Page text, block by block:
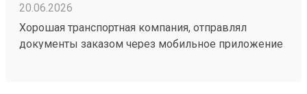
20.06.2026
Хорошая транспортная компания, отправлял
документы заказом через мобильное приложение